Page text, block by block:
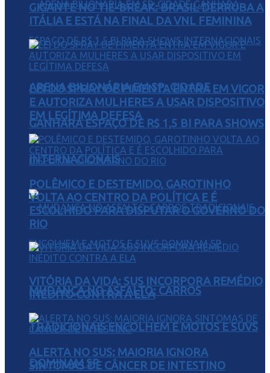
ARENA BILIONÁRIA EM SP: CIDADE
GANHARÁ ESPAÇO DE R$ 1,5 BI PARA SHOWS
INTERNACIONAIS
MUDANÇA NO ASFALTO: CARROS
TRADICIONAIS ENCOLHEM E MOTOS E SUVS
DOMINAM SP
GIGANTE NO TIE-BREAK: BRASIL DERRUBA A
ITÁLIA E ESTÁ NA FINAL DA VNL FEMININA
LEI DO SPRAY DE PIMENTA ENTRA EM VIGOR
E AUTORIZA MULHERES A USAR DISPOSITIVO
EM LEGÍTIMA DEFESA
POLÊMICO E DESTEMIDO, GAROTINHO
VOLTA AO CENTRO DA POLÍTICA E É
ESCOLHIDO PARA DISPUTAR O GOVERNO DO
RIO
VITÓRIA DA VIDA: SUS INCORPORA REMÉDIO
INÉDITO CONTRA A ELA
ALERTA NO SUS: MAIORIA IGNORA
SINTOMAS DE CÂNCER DE INTESTINO